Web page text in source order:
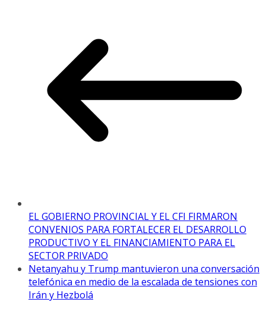
EL GOBIERNO PROVINCIAL Y EL CFI FIRMARON
CONVENIOS PARA FORTALECER EL DESARROLLO
PRODUCTIVO Y EL FINANCIAMIENTO PARA EL
SECTOR PRIVADO
Netanyahu y Trump mantuvieron una conversación
telefónica en medio de la escalada de tensiones con
Irán y Hezbolá